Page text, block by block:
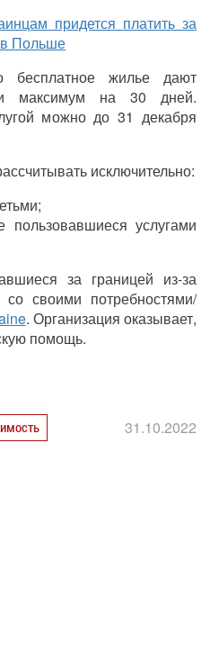
придется платить за
Польше
бесплатное жилье дают
на 30 дней.
можно до 31 декабря
исключительно:
услугами
за границей из-за
своими потребностями/
. Организация оказывает,
помощь.
31.10.2022